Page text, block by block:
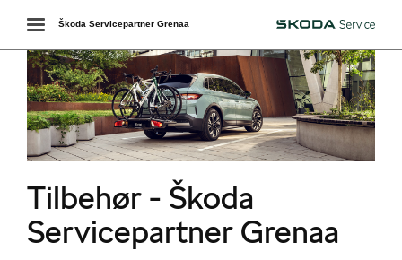
Toggle
navigation
Škoda
Škoda Servicepartner Grenaa
Tilbehør - Škoda
Servicepartner Grenaa